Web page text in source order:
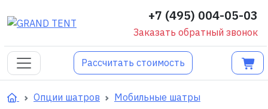
+7 (495) 004-05-03
Заказать обратный звонок
Рассчитать стоимость
Опции шатров Мобильные шатры